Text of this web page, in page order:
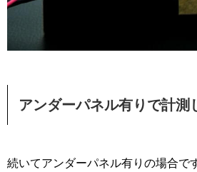
アンダーパネル有りで計測
続いてアンダーパネル有りの場合で